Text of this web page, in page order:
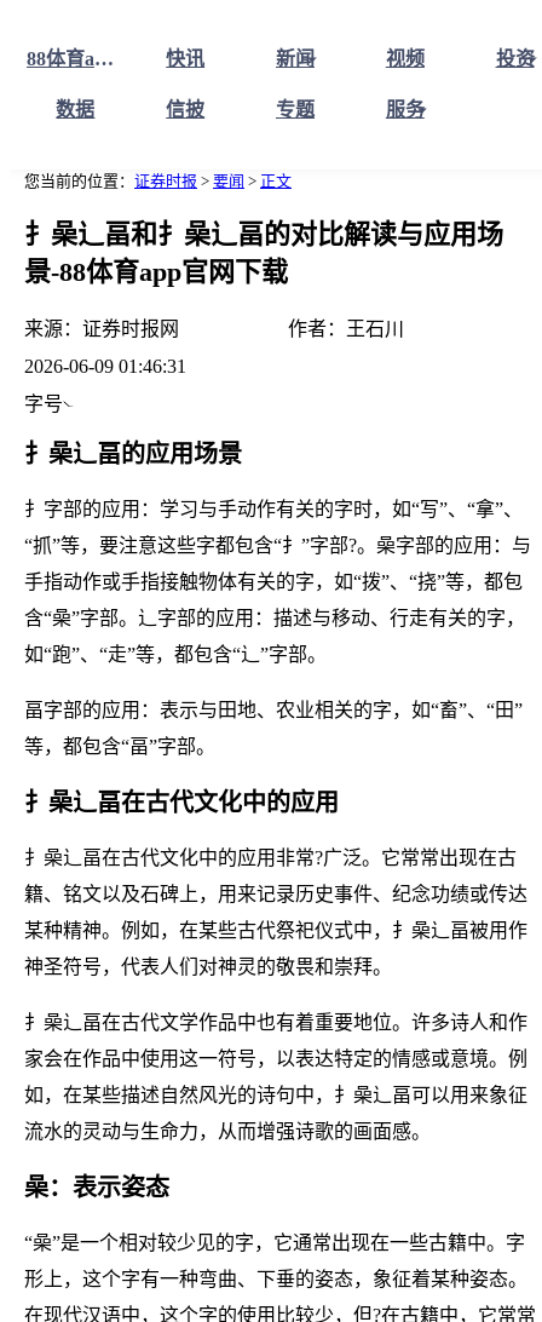
88体育app88体育app官网下载官网下载首页 快讯 新闻 视频 投资
数据 信披 专题 服务
您当前的位置： 证券时报 > 要闻 > 正文
扌喿辶畐和扌喿辶畐的对比解读与应用场
景-88体育app官网下载
来源： 证券时报网 作者：
王石川
2026-06-09 01:46:31
字号
扌喿辶畐的应用场景
扌字部的应用：学习与手动作有关的字时，如“写”、“拿”、
“抓”等，要注意这些字都包含“扌”字部?。喿字部的应用：与
手指动作或手指接触物体有关的字，如“拨”、“挠”等，都包
含“喿”字部。辶字部的应用：描述与移动、行走有关的字，
如“跑”、“走”等，都包含“辶”字部。
畐字部的应用：表示与田地、农业相关的字，如“畜”、“田”
等，都包含“畐”字部。
扌喿辶畐在古代文化中的应用
扌喿辶畐在古代文化中的应用非常?广泛。它常常出现在古
籍、铭文以及石碑上，用来记录历史事件、纪念功绩或传达
某种精神。例如，在某些古代祭祀仪式中，扌喿辶畐被用作
神圣符号，代表人们对神灵的敬畏和崇拜。
扌喿辶畐在古代文学作品中也有着重要地位。许多诗人和作
家会在作品中使用这一符号，以表达特定的情感或意境。例
如，在某些描述自然风光的诗句中，扌喿辶畐可以用来象征
流水的灵动与生命力，从而增强诗歌的画面感。
喿：表示姿态
“喿”是一个相对较少见的字，它通常出现在一些古籍中。字
形上，这个字有一种弯曲、下垂的姿态，象征着某种姿态。
在现代汉语中，这个字的使用比较少，但?在古籍中，它常常